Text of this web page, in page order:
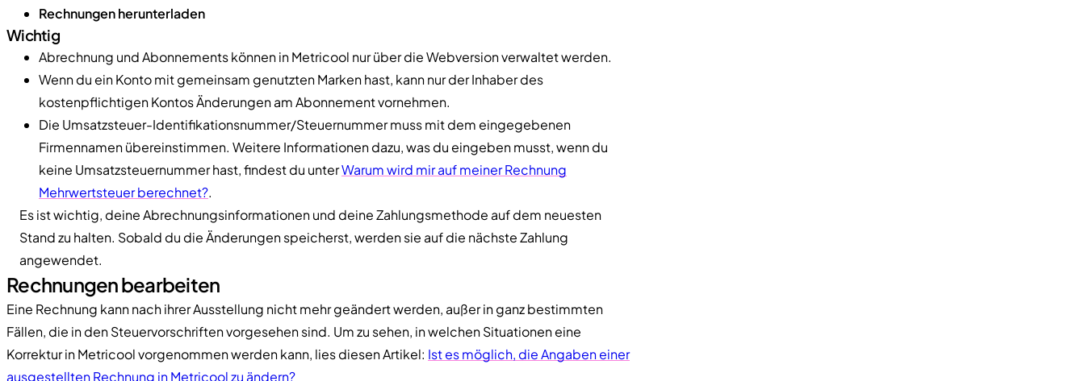
Rechnungen herunterladen
Wichtig
Abrechnung und Abonnements können in Metricool nur über die Webversion verwaltet werden.
Wenn du ein Konto mit gemeinsam genutzten Marken hast, kann nur der Inhaber des
kostenpflichtigen Kontos Änderungen am Abonnement vornehmen.
Die Umsatzsteuer-Identifikationsnummer/Steuernummer muss mit dem eingegebenen
Firmennamen übereinstimmen. Weitere Informationen dazu, was du eingeben musst, wenn du
keine Umsatzsteuernummer hast, findest du unterWarum wird mir auf meiner Rechnung
Mehrwertsteuer berechnet?.
Es ist wichtig, deine Abrechnungsinformationen und deine Zahlungsmethode auf dem neuesten
Stand zu halten. Sobald du die Änderungen speicherst, werden sie auf die nächste Zahlung
angewendet.
Rechnungen bearbeiten
Eine Rechnung kann nach ihrer Ausstellung nicht mehr geändert werden, außer in ganz bestimmten
Fällen, die in den Steuervorschriften vorgesehen sind. Um zu sehen, in welchen Situationen eine
Korrektur in Metricool vorgenommen werden kann, lies diesen Artikel: Ist es möglich, die Angaben einer
ausgestellten Rechnung in Metricool zu ändern?